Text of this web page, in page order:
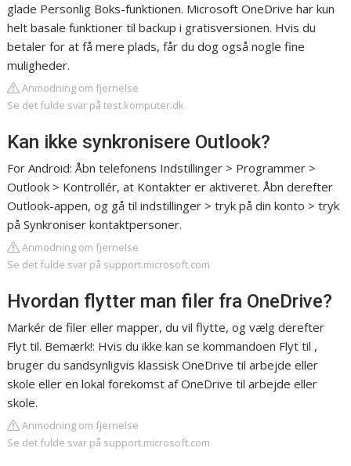
glade Personlig Boks-funktionen. Microsoft OneDrive har kun
helt basale funktioner til backup i gratisversionen. Hvis du
betaler for at få mere plads, får du dog også nogle fine
muligheder.
Anmodning om fjernelse
Se det fulde svar på test.komputer.dk
Kan ikke synkronisere Outlook?
For Android: Åbn telefonens Indstillinger > Programmer >
Outlook > Kontrollér, at Kontakter er aktiveret. Åbn derefter
Outlook-appen, og gå til indstillinger > tryk på din konto > tryk
på Synkroniser kontaktpersoner.
Anmodning om fjernelse
Se det fulde svar på support.microsoft.com
Hvordan flytter man filer fra OneDrive?
Markér de filer eller mapper, du vil flytte, og vælg derefter
Flyt til. Bemærk!: Hvis du ikke kan se kommandoen Flyt til ,
bruger du sandsynligvis klassisk OneDrive til arbejde eller
skole eller en lokal forekomst af OneDrive til arbejde eller
skole.
Anmodning om fjernelse
Se det fulde svar på support.microsoft.com